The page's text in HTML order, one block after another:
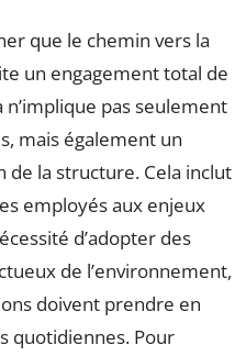
que le chemin vers la
un engagement total de
pas seulement
mais également un
de la structure. Cela inclut
employés aux enjeux
d’adopter des
de l’environnement,
doivent prendre en
quotidiennes. Pour